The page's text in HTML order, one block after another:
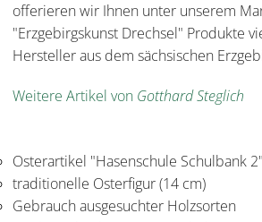
offerieren wir Ihnen unter unserem
"Erzgebirgskunst Drechsel" Produkte
Hersteller aus dem sächsischen
Weitere Artikel von Gotthard Steglich
Osterartikel "Hasenschule Schulbank 2"
traditionelle Osterfigur (14 cm)
Gebrauch ausgesuchter Holzsorten